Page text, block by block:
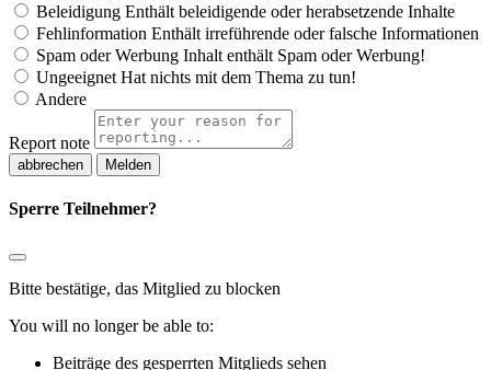
Beleidigung Enthält beleidigende oder herabsetzende Inhalte
Fehlinformation Enthält irreführende oder falsche Informationen
Spam oder Werbung Inhalt enthält Spam oder Werbung!
Ungeeignet Hat nichts mit dem Thema zu tun!
Andere
Report note
Melden
Sperre Teilnehmer?
Bitte bestätige, das Mitglied zu blocken
You will no longer be able to:
Beiträge des gesperrten Mitglieds sehen